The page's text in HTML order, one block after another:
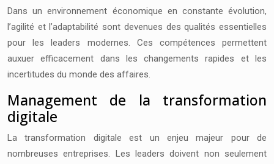
Dans un environnement économique en constante évolution,
l’agilité et l’adaptabilité sont devenues des qualités essentielles
pour les leaders modernes. Ces compétences permettent
auxuer efficacement dans les changements rapides et les
incertitudes du monde des affaires.
Management de la transformation
digitale
La transformation digitale est un enjeu majeur pour de
nombreuses entreprises. Les leaders doivent non seulement